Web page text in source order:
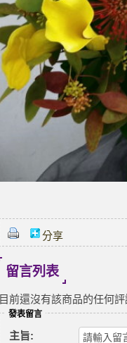
分享
留言列表
目前還沒有該商品的任何
發表留言
主旨: